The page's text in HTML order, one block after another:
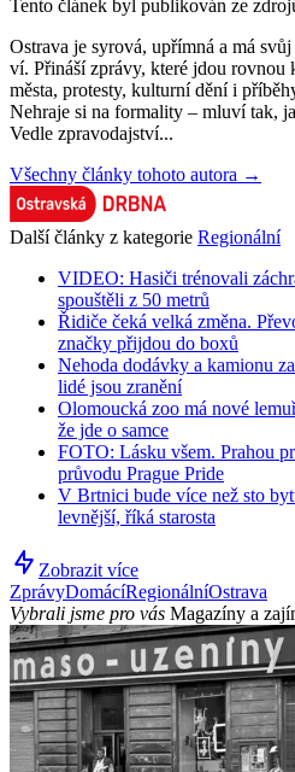
Tento článek byl publikován ze
Ostrava je syrová, upřímná a má
ví. Přináší zprávy, které jdou rovnou
města, protesty, kulturní dění i
Nehraje si na formality – mluví tak,
Vedle zpravodajství...
Všechny články tohoto autora →
Další články z kategorie Regionální
VIDEO: Hasiči trénovali
spouštěli z 50 metrů
Řidiče čeká velká změna.
značky přijdou do boxů
Nehoda dodávky a kamionu
lidé jsou zranění
Olomoucká zoo má nové
že jde o samce
FOTO: Lásku všem. Prahou
průvodu Prague Pride
V Brtnici bude více než sto
levnější, říká starosta
Zobrazit více
ZprávyDomácíRegionálníOstrava
Vybrali jsme pro vás Magazíny a